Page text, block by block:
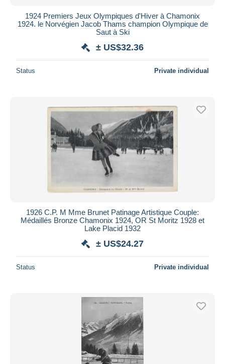
1924 Premiers Jeux Olympiques d'Hiver à Chamonix
1924. le Norvégien Jacob Thams champion Olympique de
Saut à Ski
± US$32.36
Status Private individual
1926 C.P. M Mme Brunet Patinage Artistique Couple:
Médaillés Bronze Chamonix 1924, OR St Moritz 1928 et
Lake Placid 1932
± US$24.27
Status Private individual